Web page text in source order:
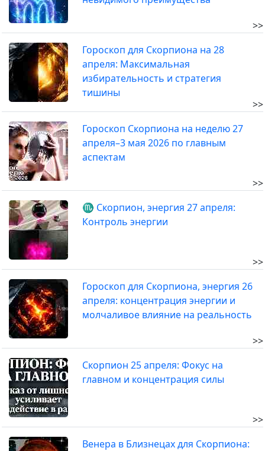
>>
Гороскоп для Скорпиона на 28
апреля: Максимальная
избирательность и стратегия
тишины
>>
Гороскоп Скорпиона на неделю 27
апреля–3 мая 2026 по главным
аспектам
>>
♏ Скорпион, энергия 27 апреля:
Контроль энергии
>>
Гороскоп для Скорпиона, энергия 26
апреля: концентрация энергии и
молчаливое влияние на реальность
>>
Скорпион 25 апреля: Фокус на
главном и концентрация силы
>>
Венера в Близнецах для Скорпиона: